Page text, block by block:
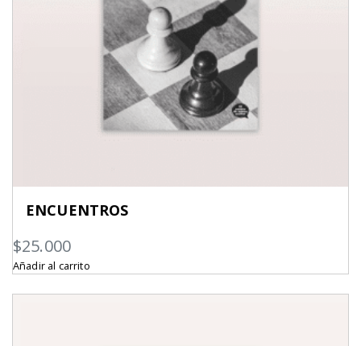
ENCUENTROS
$25.000
Añadir al carrito